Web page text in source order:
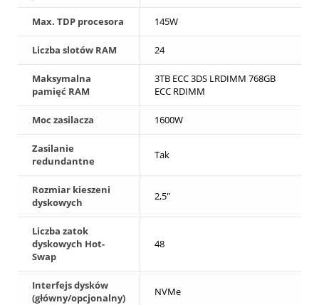
Max. TDP procesora 145W
Liczba slotów RAM 24
Maksymalna
pamięć RAM
3TB ECC 3DS LRDIMM 768GB
ECC RDIMM
Moc zasilacza 1600W
Zasilanie
redundantne
Tak
Rozmiar kieszeni
dyskowych
2,5"
Liczba zatok
dyskowych Hot-
Swap
48
Interfejs dysków
(główny/opcjonalny)
NVMe